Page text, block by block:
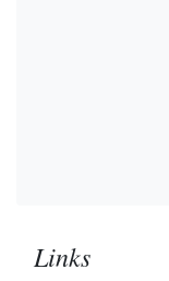
Links